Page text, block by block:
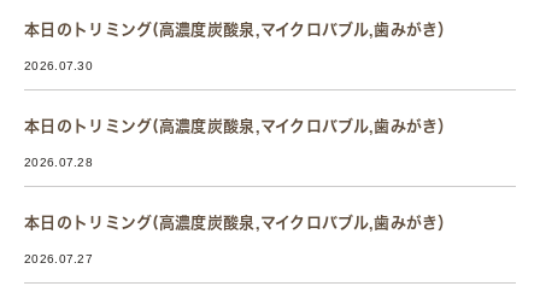
本日のトリミング(高濃度炭酸泉,マイクロバブル,歯みがき）
2026.07.30
本日のトリミング(高濃度炭酸泉,マイクロバブル,歯みがき）
2026.07.28
本日のトリミング(高濃度炭酸泉,マイクロバブル,歯みがき）
2026.07.27